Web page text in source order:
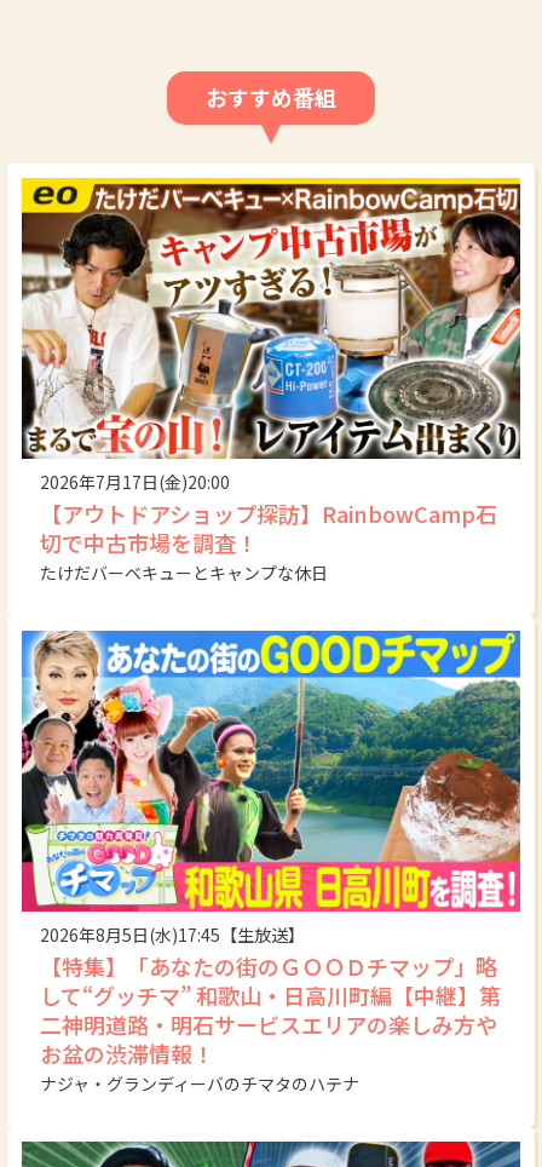
おすすめ番組
2026年7月17日(金)20:00
【アウトドアショップ探訪】RainbowCamp石
切で中古市場を調査！
たけだバーベキューとキャンプな休日
2026年8月5日(水)17:45【生放送】
【特集】「あなたの街のＧＯＯＤチマップ」略
して“グッチマ” 和歌山・日高川町編【中継】第
二神明道路・明石サービスエリアの楽しみ方や
お盆の渋滞情報！
ナジャ・グランディーバのチマタのハテナ